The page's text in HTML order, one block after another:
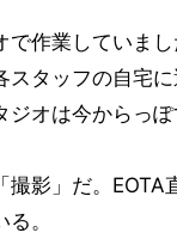
で作業していま
スタッフの自宅
オは今からっぽ
撮影」だ。
。